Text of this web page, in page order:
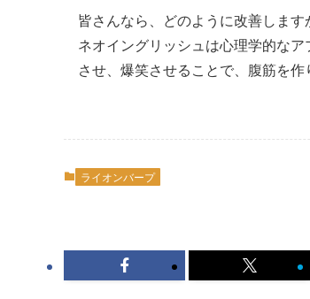
皆さんなら、どのように改善します
ネオイングリッシュは心理学的な
させ、爆笑させることで、腹筋を作
ライオンバープ